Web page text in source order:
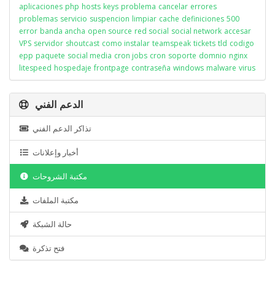
aplicaciones php hosts keys problema cancelar errores
problemas servicio suspencion limpiar cache definiciones 500
error banda ancha open source red social social network accesar
VPS servidor shoutcast como instalar teamspeak tickets tld codigo
epp paquete social media cron jobs cron soporte domnio nginx
litespeed hospedaje frontpage contraseña windows malware virus
الدعم الفني
تذاكر الدعم الفني
أخبار وإعلانات
مكتبة الشروحات
مكتبة الملفات
حالة الشبكة
فتح تذكرة